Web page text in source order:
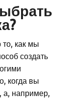
то, как мы
создать
когда вы
а, например,